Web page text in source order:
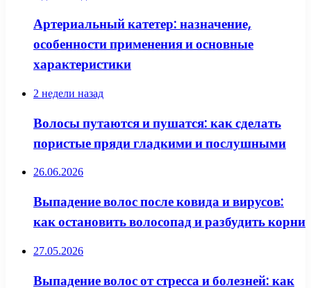
Артериальный катетер: назначение,
особенности применения и основные
характеристики
2 недели назад
Волосы путаются и пушатся: как сделать
пористые пряди гладкими и послушными
26.06.2026
Выпадение волос после ковида и вирусов:
как остановить волосопад и разбудить корни
27.05.2026
Выпадение волос от стресса и болезней: как